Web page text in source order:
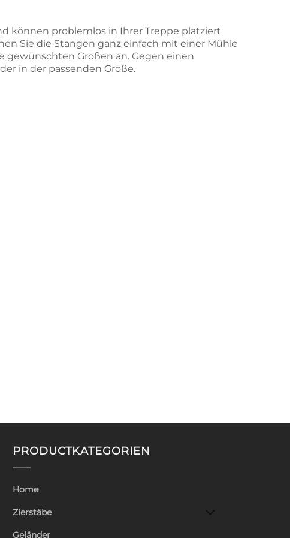
können problemlos in Ihrer Treppe platziert
Sie die Stangen ganz einfach mit einer Mühle
gewünschten Größen an. Gegen einen
in der passenden Größe.
PRODUCTKATEGORIEN
Home
Zierstäbe
Geländer